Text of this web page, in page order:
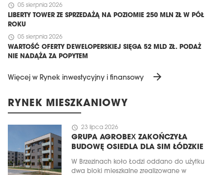
schedule 05 sierpnia 2026
LIBERTY TOWER ZE SPRZEDAŻĄ NA POZIOMIE 250 MLN ZŁ W PÓŁ
ROKU
schedule 05 sierpnia 2026
WARTOŚĆ OFERTY DEWELOPERSKIEJ SIĘGA 52 MLD ZŁ. PODAŻ
NIE NADĄŻA ZA POPYTEM
Więcej w Rynek inwestycyjny i finansowy arrow_forward
RYNEK MIESZKANIOWY
schedule 23 lipca 2026
GRUPA AGROBEX ZAKOŃCZYŁA
BUDOWĘ OSIEDLA DLA SIM ŁÓDZKIE
W Brzezinach koło Łodzi oddano do użytku
dwa bloki mieszkalne zrealizowane w